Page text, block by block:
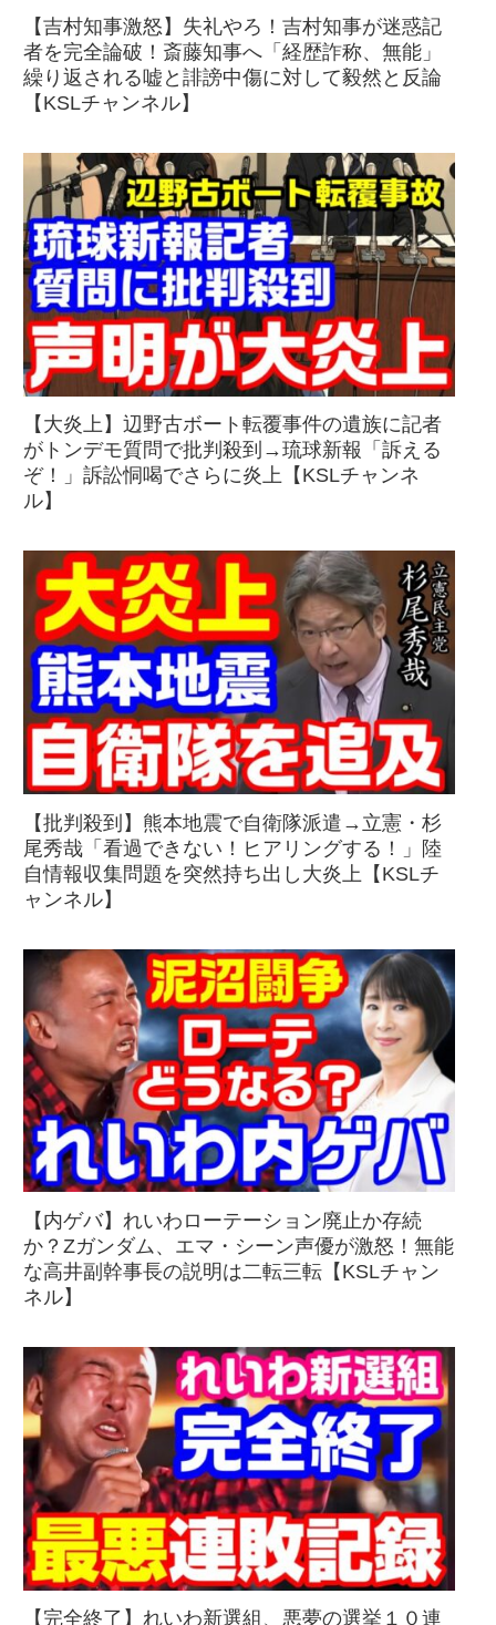
【吉村知事激怒】失礼やろ！吉村知事が迷惑記
者を完全論破！斎藤知事へ「経歴詐称、無能」
繰り返される嘘と誹謗中傷に対して毅然と反論
【KSLチャンネル】
【大炎上】辺野古ボート転覆事件の遺族に記者
がトンデモ質問で批判殺到→琉球新報「訴える
ぞ！」訴訟恫喝でさらに炎上【KSLチャンネ
ル】
【批判殺到】熊本地震で自衛隊派遣→立憲・杉
尾秀哉「看過できない！ヒアリングする！」陸
自情報収集問題を突然持ち出し大炎上【KSLチ
ャンネル】
【内ゲバ】れいわローテーション廃止か存続
か？Zガンダム、エマ・シーン声優が激怒！無能
な高井副幹事長の説明は二転三転【KSLチャン
ネル】
【完全終了】れいわ新選組、悪夢の選挙１０連